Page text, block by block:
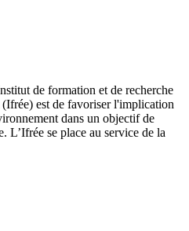
de formation et de recherche
est de favoriser l'implication
dans un objectif de
L’Ifrée se place au service de la